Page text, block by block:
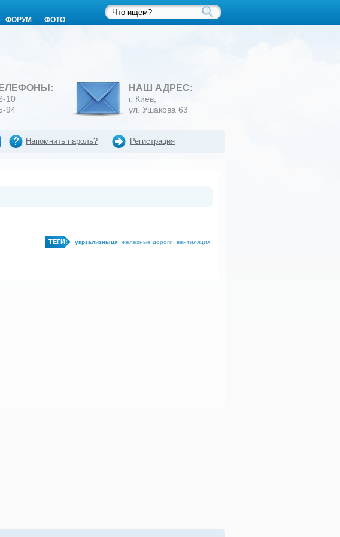
ФОРУМ ФОТО
10
94
НАШ АДРЕС:
г. Киев,
ул. Ушакова 63
Напомнить пароль? Регистрация
ТЕГИ: укрзализныця железные дороги вентиляция